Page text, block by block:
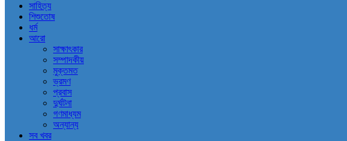
সাহিত্য
শিশুতোষ
ধর্ম
আরো
সাক্ষাৎকার
সম্পাদকীয়
মুক্তমত
ভ্রমণ
প্রবাস
দুর্ঘটনা
গণমাধ্যম
অন্যান্য
সব খবর